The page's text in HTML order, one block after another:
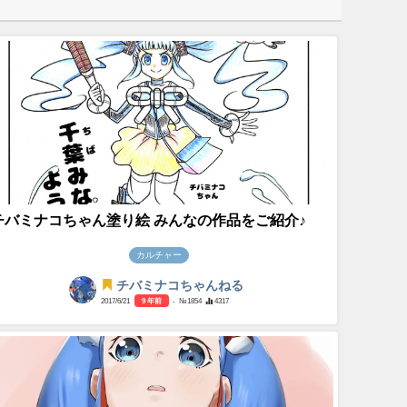
バミナコちゃん塗り絵 みんなの作品をご紹介♪
カルチャー
チバミナコちゃんねる
2017/6/21 9 年前 - №1854 4317